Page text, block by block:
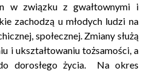
w związku z gwałtownymi i
zachodzą u młodych ludzi na
społecznej. Zmiany służą
i ukształtowaniu tożsamości, a
dorosłego życia. Na okres